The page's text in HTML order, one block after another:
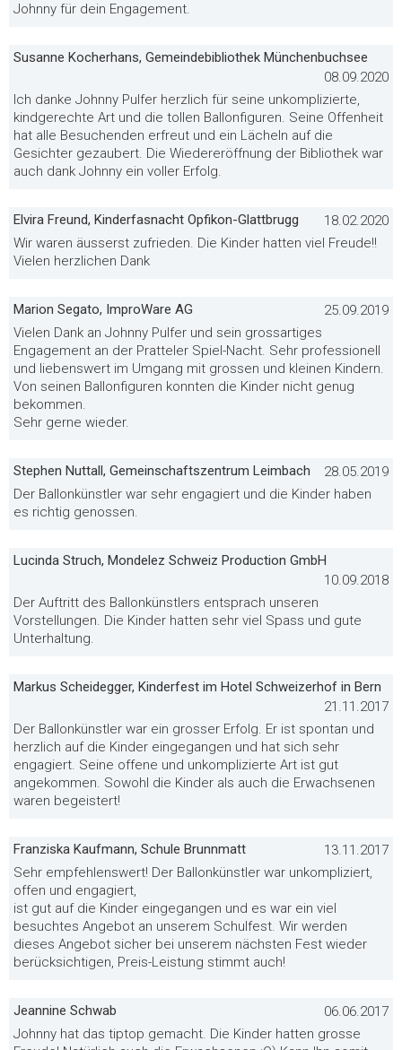
Johnny für dein Engagement.
Susanne Kocherhans, Gemeindebibliothek Münchenbuchsee
08.09.2020
Ich danke Johnny Pulfer herzlich für seine unkomplizierte,
kindgerechte Art und die tollen Ballonfiguren. Seine Offenheit
hat alle Besuchenden erfreut und ein Lächeln auf die
Gesichter gezaubert. Die Wiedereröffnung der Bibliothek war
auch dank Johnny ein voller Erfolg.
Elvira Freund, Kinderfasnacht Opfikon-Glattbrugg
18.02.2020
Wir waren äusserst zufrieden. Die Kinder hatten viel Freude!!
Vielen herzlichen Dank
Marion Segato, ImproWare AG
25.09.2019
Vielen Dank an Johnny Pulfer und sein grossartiges
Engagement an der Pratteler Spiel-Nacht. Sehr professionell
und liebenswert im Umgang mit grossen und kleinen Kindern.
Von seinen Ballonfiguren konnten die Kinder nicht genug
bekommen.
Sehr gerne wieder.
Stephen Nuttall, Gemeinschaftszentrum Leimbach
28.05.2019
Der Ballonkünstler war sehr engagiert und die Kinder haben
es richtig genossen.
Lucinda Struch, Mondelez Schweiz Production GmbH
10.09.2018
Der Auftritt des Ballonkünstlers entsprach unseren
Vorstellungen. Die Kinder hatten sehr viel Spass und gute
Unterhaltung.
Markus Scheidegger, Kinderfest im Hotel Schweizerhof in Bern
21.11.2017
Der Ballonkünstler war ein grosser Erfolg. Er ist spontan und
herzlich auf die Kinder eingegangen und hat sich sehr
engagiert. Seine offene und unkomplizierte Art ist gut
angekommen. Sowohl die Kinder als auch die Erwachsenen
waren begeistert!
Franziska Kaufmann, Schule Brunnmatt
13.11.2017
Sehr empfehlenswert! Der Ballonkünstler war unkompliziert,
offen und engagiert,
ist gut auf die Kinder eingegangen und es war ein viel
besuchtes Angebot an unserem Schulfest. Wir werden
dieses Angebot sicher bei unserem nächsten Fest wieder
berücksichtigen, Preis-Leistung stimmt auch!
Jeannine Schwab
06.06.2017
Johnny hat das tiptop gemacht. Die Kinder hatten grosse